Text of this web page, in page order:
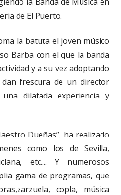
de El Puerto.
la batuta el joven músico
Barba con el que la banda
y a su vez adoptando
frescura de un director
dilatada experiencia y
Dueñas”, ha realizado
como los de Sevilla,
etc.... Y numerosos
gama de programas, que
copla, música